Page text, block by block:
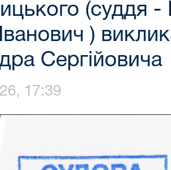
(суддя -
)
Сергійовича
17:39